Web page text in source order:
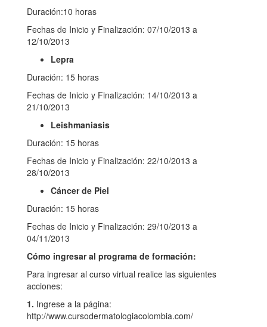
Duración:10 horas
Fechas de Inicio y Finalización: 07/10/2013 a
12/10/2013
Lepra
Duración: 15 horas
Fechas de Inicio y Finalización: 14/10/2013 a
21/10/2013
Leishmaniasis
Duración: 15 horas
Fechas de Inicio y Finalización: 22/10/2013 a
28/10/2013
Cáncer de Piel
Duración: 15 horas
Fechas de Inicio y Finalización: 29/10/2013 a
04/11/2013
Cómo ingresar al programa de formación:
Para ingresar al curso virtual realice las siguientes
acciones:
1. Ingrese a la página:
http://www.cursodermatologiacolombia.com/